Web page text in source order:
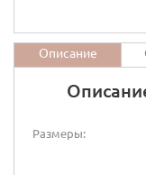
Описание
Размеры: